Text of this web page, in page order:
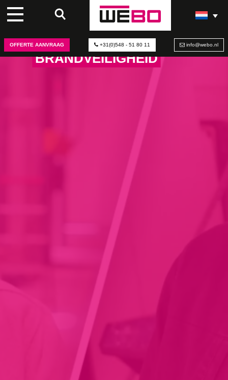
OFFERTE AANVRAAG +31(0)548 - 51 80 11 info@webo.nl
VIDEOREEKS MET
PEUTZ OVER
BRANDVEILIGHEID